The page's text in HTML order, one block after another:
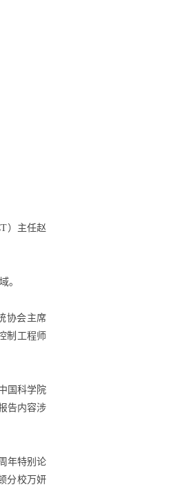
）主任赵
。
协会主席
制工程师
国科学院
告内容涉
年特别论
分校万妍